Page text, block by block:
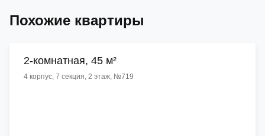
Похожие квартиры
2-комнатная, 45 м²
4 корпус, 7 секция, 2 этаж, №719